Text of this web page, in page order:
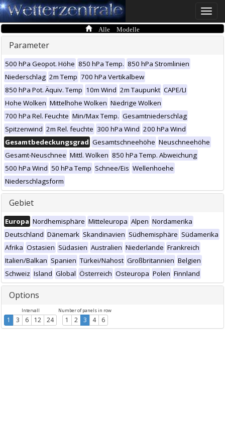
Toggle
Alle Modelle
Parameter
500 hPa Geopot. Höhe 850 hPa Temp. 850 hPa Stromlinien
Niederschlag 2m Temp 700 hPa Vertikalbew
850 hPa Pot. Äquiv. Temp 10m Wind 2m Taupunkt CAPE/LI
Hohe Wolken Mittelhohe Wolken Niedrige Wolken
700 hPa Rel. Feuchte Min/Max Temp. Gesamtniederschlag
Spitzenwind 2m Rel. feuchte 300 hPa Wind 200 hPa Wind
Gesamtbedeckungsgrad Gesamtschneehöhe Neuschneehöhe
Gesamt-Neuschnee Mittl. Wolken 850 hPa Temp. Abweichung
500 hPa Wind 50 hPa Temp Schnee/Eis Wellenhoehe
Niederschlagsform
Gebiet
Europa Nordhemisphäre Mitteleuropa Alpen Nordamerika
Deutschland Dänemark Skandinavien Südhemisphäre Südamerika
Afrika Ostasien Südasien Australien Niederlande Frankreich
Italien/Balkan Spanien Türkei/Nahost Großbritannien Belgien
Schweiz Island Global Österreich Osteuropa Polen Finnland
Options
Intervall
1 3 6 12 24
Number of panels in row
1 2 3 4 6